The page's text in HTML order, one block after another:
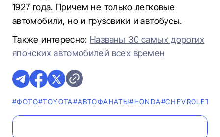
1927 года. Причем не только легковые
автомобили, но и грузовики и автобусы.
Также интересно: Названы 30 самых дорогих
японских автомобилей всех времен​​​​​​​
#ФОТО#TOYOTA#AВТОФАНАТЫ#HONDA#CHEVROLET